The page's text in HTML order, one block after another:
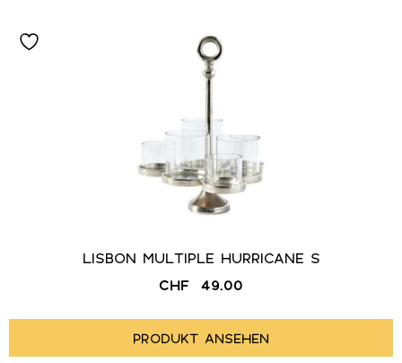
LISBON MULTIPLE HURRICANE S
CHF
49.00
PRODUKT ANSEHEN